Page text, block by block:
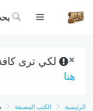
× لكي ترى
هنا
الرئيسية الكتب المصنفة